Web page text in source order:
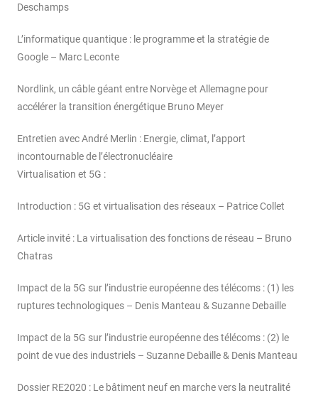
Deschamps
L’informatique quantique : le programme et la stratégie de
Google – Marc Leconte
Nordlink, un câble géant entre Norvège et Allemagne pour
accélérer la transition énergétique Bruno Meyer
Entretien avec André Merlin : Energie, climat, l’apport
incontournable de l’électronucléaire
Virtualisation et 5G :
Introduction : 5G et virtualisation des réseaux – Patrice Collet
Article invité : La virtualisation des fonctions de réseau – Bruno
Chatras
Impact de la 5G sur l’industrie européenne des télécoms : (1) les
ruptures technologiques – Denis Manteau & Suzanne Debaille
Impact de la 5G sur l’industrie européenne des télécoms : (2) le
point de vue des industriels – Suzanne Debaille & Denis Manteau
Dossier RE2020 : Le bâtiment neuf en marche vers la neutralité